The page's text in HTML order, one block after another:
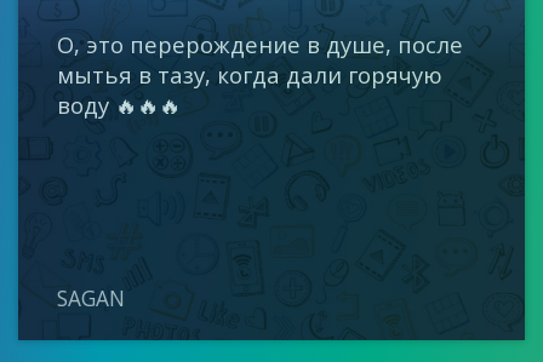
О, это перерождение в душе, после
мытья в тазу, когда дали горячую
воду 🔥🔥🔥
SAGAN